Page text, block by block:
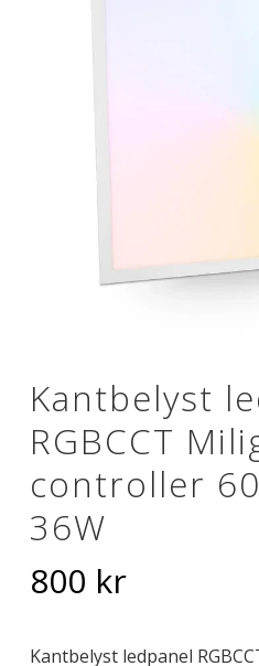
Kantbelyst
RGBCCT
controller
36W
800 kr
Kantbelyst ledpanel